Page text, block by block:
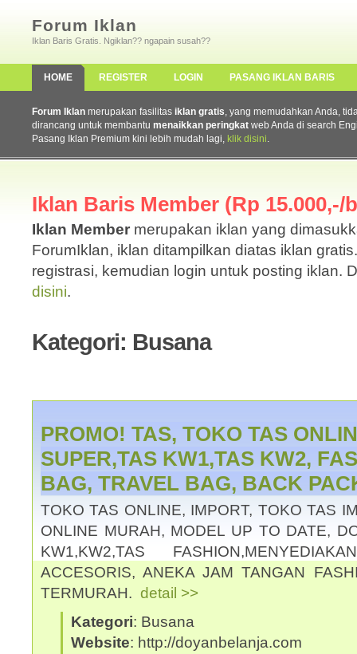
Forum Iklan
Iklan Baris Gratis. Ngiklan?? ngapain susah??
HOME REGISTER LOGIN PASANG IKLAN BARIS
Forum Iklan merupakan fasilitas iklan gratis, yang memudahkan Anda,
dirancang untuk membantu menaikkan peringkat web Anda di search
Pasang Iklan Premium kini lebih mudah lagi, klik disini.
Iklan Baris Member (Rp 15.000,-/
Iklan Member merupakan iklan yang
ForumIklan, iklan ditampilkan diatas iklan
registrasi, kemudian login untuk posting iklan.
disini.
Kategori: Busana
PROMO! TAS, TOKO TAS
SUPER,TAS KW1,TAS KW2,
BAG, TRAVEL BAG, BACK
TOKO TAS ONLINE, IMPORT, TOKO TAS
ONLINE MURAH, MODEL UP TO DATE,
KW1,KW2,TAS
ACCESORIS, ANEKA JAM TANGAN
TERMURAH. detail >>
Kategori: Busana
Website: http://doyanbelanja.com